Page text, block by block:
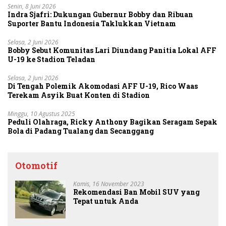
Senin, 8 Juni 2026
Indra Sjafri: Dukungan Gubernur Bobby dan Ribuan
Suporter Bantu Indonesia Taklukkan Vietnam
Selasa, 2 Juni 2026
Bobby Sebut Komunitas Lari Diundang Panitia Lokal AFF
U-19 ke Stadion Teladan
Selasa, 2 Juni 2026
Di Tengah Polemik Akomodasi AFF U-19, Rico Waas
Terekam Asyik Buat Konten di Stadion
Minggu, 10 Agustus 2025
Peduli Olahraga, Ricky Anthony Bagikan Seragam Sepak
Bola di Padang Tualang dan Secanggang
Otomotif
Kamis, 16 November 2023
Rekomendasi Ban Mobil SUV yang
Tepat untuk Anda